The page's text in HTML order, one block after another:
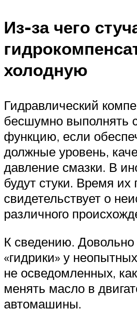
Из-за чего
холодную
Гидравлический
бесшумно выполнять
функцию, если
должные уровень,
давление смазки. В
будут стуки. Время их
свидетельствует о
различного
К сведению. Довольно
«гидрики» у
не осведомленных,
менять масло в
автомашины.